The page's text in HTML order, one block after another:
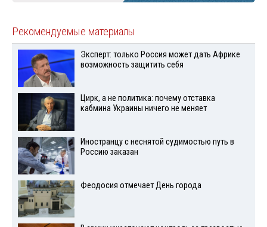
Рекомендуемые материалы
Эксперт: только Россия может дать Африке
возможность защитить себя
Цирк, а не политика: почему отставка
кабмина Украины ничего не меняет
Иностранцу с неснятой судимостью путь в
Россию заказан
Феодосия отмечает День города